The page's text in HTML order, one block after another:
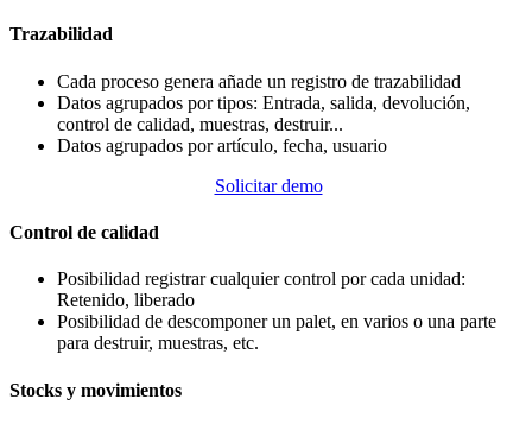
Trazabilidad
Cada proceso genera añade un registro de trazabilidad
Datos agrupados por tipos: Entrada, salida, devolución,
control de calidad, muestras, destruir...
Datos agrupados por artículo, fecha, usuario
Solicitar demo
Control de calidad
Posibilidad registrar cualquier control por cada unidad:
Retenido, liberado
Posibilidad de descomponer un palet, en varios o una parte
para destruir, muestras, etc.
Stocks y movimientos